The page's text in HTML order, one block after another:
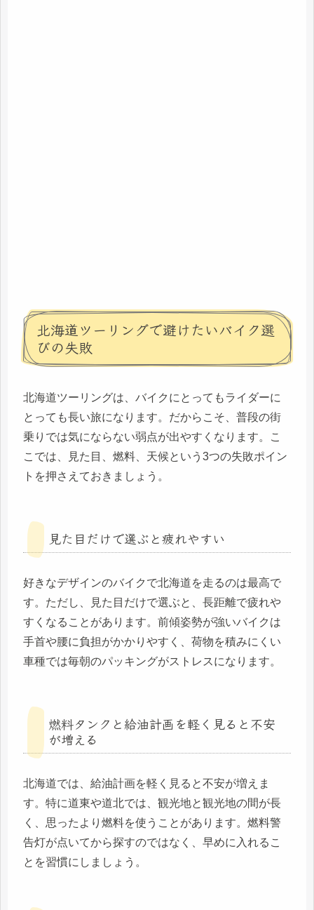
北海道ツーリングで避けたいバイク選
びの失敗
北海道ツーリングは、バイクにとってもライダーに
とっても長い旅になります。だからこそ、普段の街
乗りでは気にならない弱点が出やすくなります。こ
こでは、見た目、燃料、天候という3つの失敗ポイン
トを押さえておきましょう。
見た目だけで選ぶと疲れやすい
好きなデザインのバイクで北海道を走るのは最高で
す。ただし、見た目だけで選ぶと、長距離で疲れや
すくなることがあります。前傾姿勢が強いバイクは
手首や腰に負担がかかりやすく、荷物を積みにくい
車種では毎朝のパッキングがストレスになります。
燃料タンクと給油計画を軽く見ると不安
が増える
北海道では、給油計画を軽く見ると不安が増えま
す。特に道東や道北では、観光地と観光地の間が長
く、思ったより燃料を使うことがあります。燃料警
告灯が点いてから探すのではなく、早めに入れるこ
とを習慣にしましょう。